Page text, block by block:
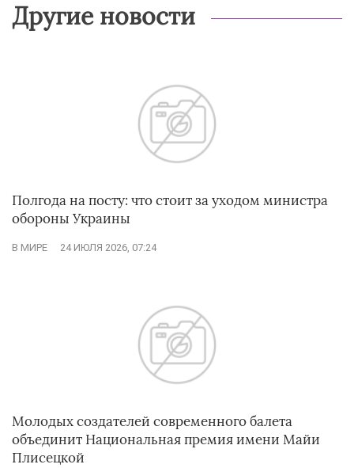
Другие новости
Полгода на посту: что стоит за уходом министра
обороны Украины
В МИРЕ 24 ИЮЛЯ 2026, 07:24
Молодых создателей современного балета
объединит Национальная премия имени Майи
Плисецкой